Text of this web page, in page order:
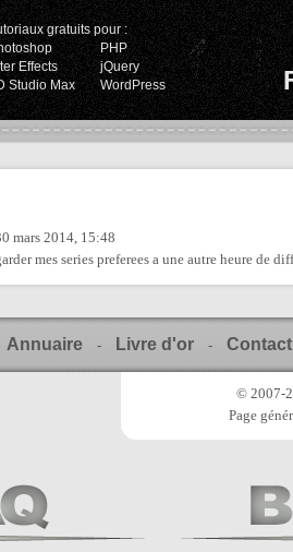
gratuits pour :
PHP
Effects
jQuery
Studio Max
WordPress
mars 2014, 15:48
mes series preferees a une autre heure de
Annuaire - Livre d'or - Contact
© 2007-
Page